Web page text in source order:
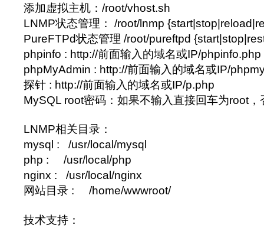
添加虚拟主机：/root/vhost.sh
LNMP状态管理： /root/lnmp
PureFTPd状态管理 /root/pureftpd
phpinfo : http://前面输入的域名或IP/phpinfo.php
phpMyAdmin : http://前面输入的域名或IP/
探针 : http://前面输入的域名或IP/p.php
MySQL root密码：如果不输入直接回车为root
LNMP相关目录：
mysql : /usr/local/mysql
php : /usr/local/php
nginx : /usr/local/nginx
网站目录 : /home/wwwroot/
技术支持：